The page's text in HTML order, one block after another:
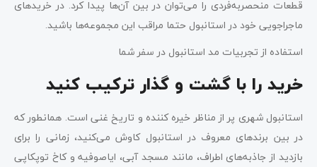
قطعات منحصربه‌فردی را می‌توان در بین آن‌ها پیدا کرد. در خریدهای
ماجراجویی خود در استانبول حتما مراقب این مجموعه‌ها باشید.
استفاده از تجربیات مد استانبول در سفر شما
خرید را با گشت و گذار ترکیب کنید
استانبول شهری پر از مناظر خیره کننده و تاریخ غنی است. همانطور که
در بین برندهای معروف در استانبول کاوش می‌کنید، زمانی را برای
بازدید از جاذبه‌های اطراف، مانند مسجد آبی، ایاصوفیه و کاخ توپکاپی